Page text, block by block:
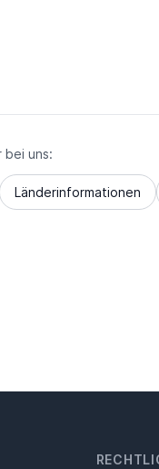
uns:
Länderinformationen